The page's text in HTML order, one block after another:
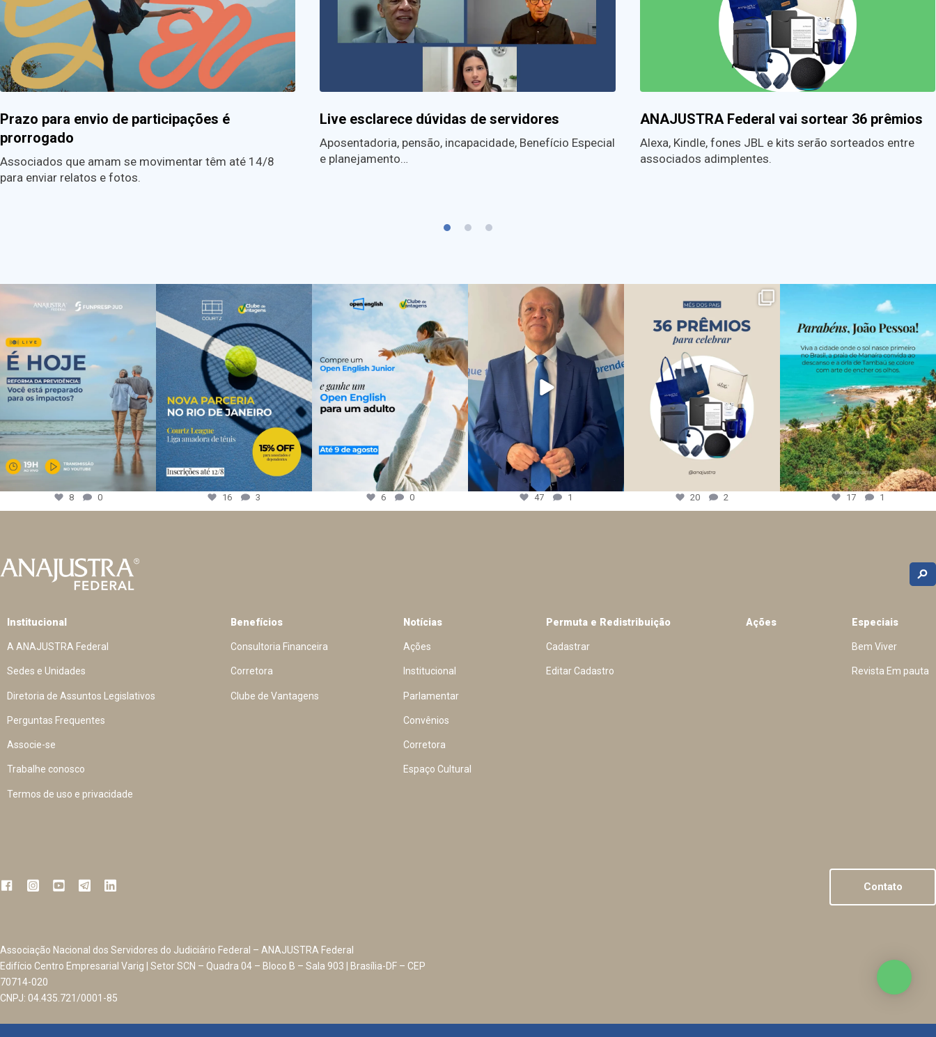
Prazo para envio de participações é
prorrogado
Associados que amam se movimentar têm até 14/8
para enviar relatos e fotos.
Live esclarece dúvidas de servidores
Aposentadoria, pensão, incapacidade, Benefício Especial
e planejamento…
ANAJUSTRA Federal vai sortear 36 prêmios
Alexa, Kindle, fones JBL e kits serão sorteados entre
associados adimplentes.
8 0 16 3 6 0 47 1 20 2 17 1
Institucional
A ANAJUSTRA Federal
Sedes e Unidades
Diretoria de Assuntos Legislativos
Perguntas Frequentes
Associe-se
Trabalhe conosco
Termos de uso e privacidade
Benefícios
Consultoria Financeira
Corretora
Clube de Vantagens
Notícias
Ações
Institucional
Parlamentar
Convênios
Corretora
Espaço Cultural
Permuta e Redistribuição
Cadastrar
Editar Cadastro
Ações Especiais
Bem Viver
Revista Em pauta
Contato
Associação Nacional dos Servidores do Judiciário Federal – ANAJUSTRA Federal
Edifício Centro Empresarial Varig | Setor SCN – Quadra 04 – Bloco B – Sala 903 | Brasília-DF – CEP
70714-020
CNPJ: 04.435.721/0001-85